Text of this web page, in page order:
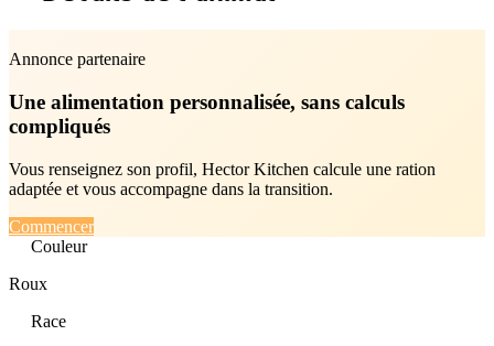
Annonce partenaire
Une alimentation personnalisée, sans calculs
compliqués
Vous renseignez son profil, Hector Kitchen calcule une ration
adaptée et vous accompagne dans la transition.
Commencer
Couleur
Roux
Race